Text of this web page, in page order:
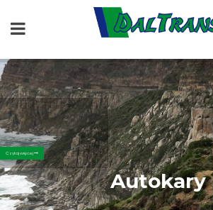
Autokary
Czytaj więcej